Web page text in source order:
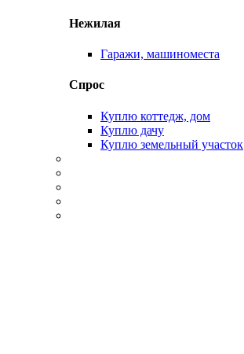
Нежилая
Гаражи, машиноместа
Спрос
Куплю коттедж, дом
Куплю дачу
Куплю земельный участок